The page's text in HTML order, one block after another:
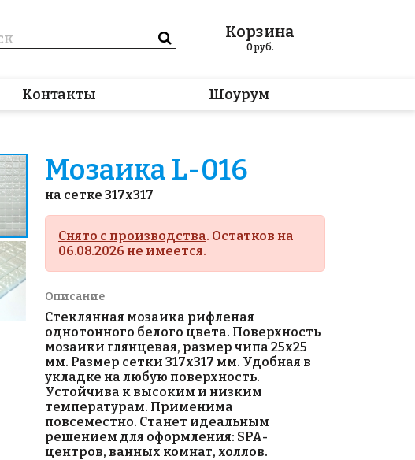
Корзина
0руб.
Контакты Шоурум
Мозаика L-016
на сетке 317x317
Снято с производства. Остатков на
06.08.2026 не имеется.
Описание
Стеклянная мозаика рифленая
однотонного белого цвета. Поверхность
мозаики глянцевая, размер чипа 25х25
мм. Размер сетки 317х317 мм. Удобная в
укладке на любую поверхность.
Устойчива к высоким и низким
температурам. Применима
повсеместно. Станет идеальным
решением для оформления: SPA-
центров, ванных комнат, холлов.